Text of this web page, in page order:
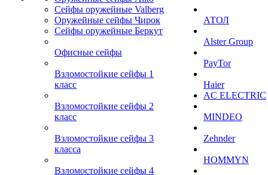
Сейфы оружейные Valberg
Оружейные сейфы Чирок
Сейфы оружейные Беркут
Офисные сейфы
Взломостойкие сейфы 1
класс
Взломостойкие сейфы 2
класс
Взломостойкие сейфы 3
класса
Взломостойкие сейфы 4
АТОЛ
Alster Group
PayTor
Haier
AC ELECTRIC
MINDEO
Zehnder
HOMMYN